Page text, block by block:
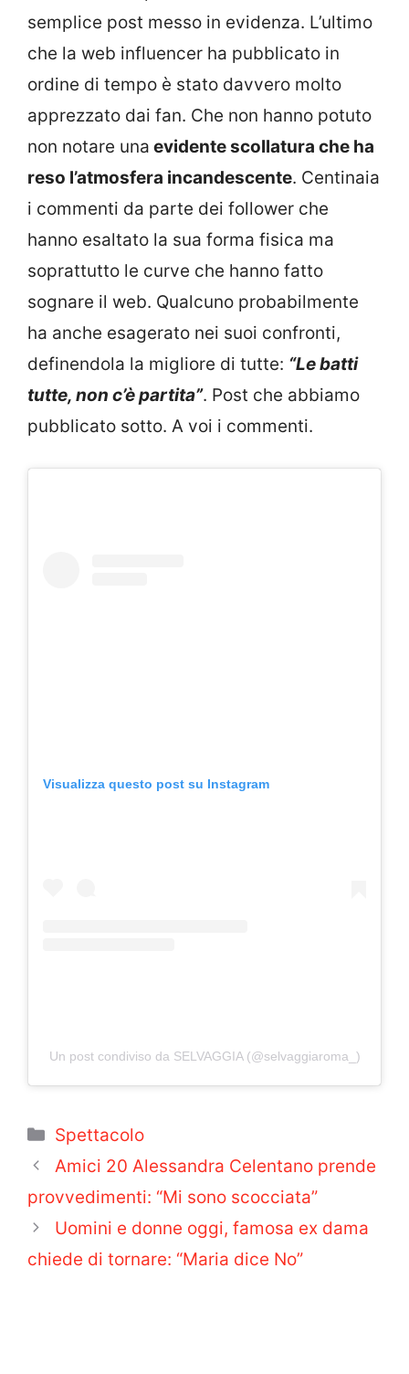
semplice post messo in evidenza. L’ultimo
che la web influencer ha pubblicato in
ordine di tempo è stato davvero molto
apprezzato dai fan. Che non hanno potuto
non notare una evidente scollatura che ha
reso l’atmosfera incandescente. Centinaia
i commenti da parte dei follower che
hanno esaltato la sua forma fisica ma
soprattutto le curve che hanno fatto
sognare il web. Qualcuno probabilmente
ha anche esagerato nei suoi confronti,
definendola la migliore di tutte: “Le batti
tutte, non c’è partita”. Post che abbiamo
pubblicato sotto. A voi i commenti.
Visualizza questo post su Instagram
Un post condiviso da SELVAGGIA (@selvaggiaroma_)
Categorie
Spettacolo
Amici 20 Alessandra Celentano prende
provvedimenti: “Mi sono scocciata”
Uomini e donne oggi, famosa ex dama
chiede di tornare: “Maria dice No”